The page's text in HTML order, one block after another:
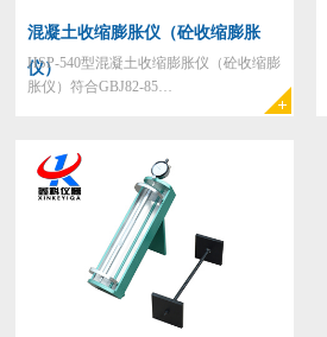
混凝土收缩膨胀仪（砼收缩膨胀
仪）
HSP-540型混凝土收缩膨胀仪（砼收缩膨
胀仪）符合GBJ82-85…